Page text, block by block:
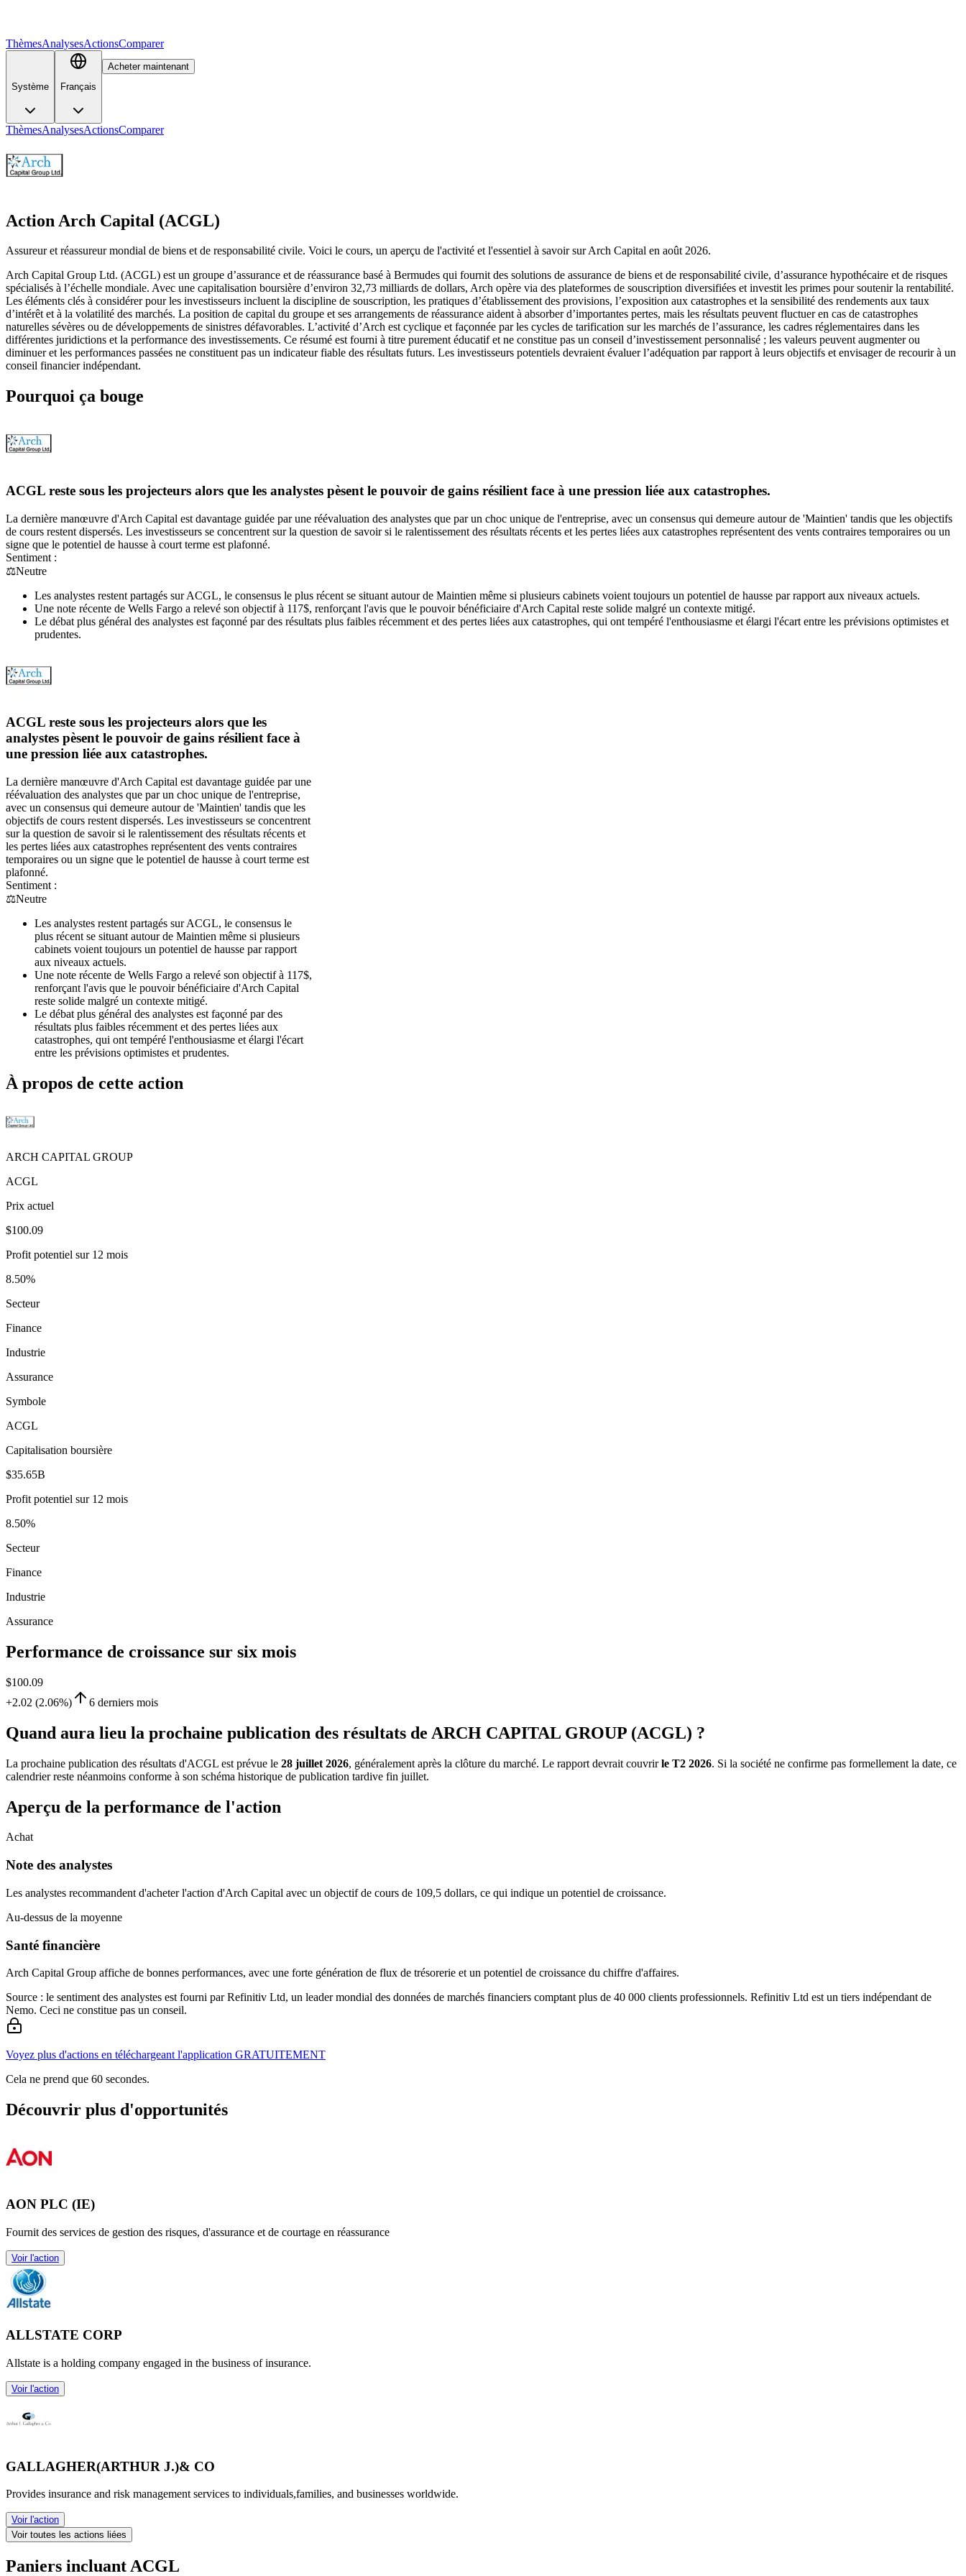
ThèmesAnalysesActionsComparer
Système Français
Acheter maintenant
ThèmesAnalysesActionsComparer
Action Arch Capital (ACGL)
Assureur et réassureur mondial de biens et de responsabilité civile. Voici le cours, un aperçu de l'activité et l'essentiel à savoir sur Arch Capital en août 2026.
Arch Capital Group Ltd. (ACGL) est un groupe d’assurance et de réassurance basé à Bermudes qui fournit des solutions de assurance de biens et de responsabilité civile, d’assurance hypothécaire et de risques
spécialisés à l’échelle mondiale. Avec une capitalisation boursière d’environ 32,73 milliards de dollars, Arch opère via des plateformes de souscription diversifiées et investit les primes pour soutenir la rentabilité.
Les éléments clés à considérer pour les investisseurs incluent la discipline de souscription, les pratiques d’établissement des provisions, l’exposition aux catastrophes et la sensibilité des rendements aux taux
d’intérêt et à la volatilité des marchés. La position de capital du groupe et ses arrangements de réassurance aident à absorber d’importantes pertes, mais les résultats peuvent fluctuer en cas de catastrophes
naturelles sévères ou de développements de sinistres défavorables. L’activité d’Arch est cyclique et façonnée par les cycles de tarification sur les marchés de l’assurance, les cadres réglementaires dans les
différentes juridictions et la performance des investissements. Ce résumé est fourni à titre purement éducatif et ne constitue pas un conseil d’investissement personnalisé ; les valeurs peuvent augmenter ou
diminuer et les performances passées ne constituent pas un indicateur fiable des résultats futurs. Les investisseurs potentiels devraient évaluer l’adéquation par rapport à leurs objectifs et envisager de recourir à un
conseil financier indépendant.
Pourquoi ça bouge
ACGL reste sous les projecteurs alors que les analystes pèsent le pouvoir de gains résilient face à une pression liée aux catastrophes.
La dernière manœuvre d'Arch Capital est davantage guidée par une réévaluation des analystes que par un choc unique de l'entreprise, avec un consensus qui demeure autour de 'Maintien' tandis que les objectifs
de cours restent dispersés. Les investisseurs se concentrent sur la question de savoir si le ralentissement des résultats récents et les pertes liées aux catastrophes représentent des vents contraires temporaires ou un
signe que le potentiel de hausse à court terme est plafonné.
Sentiment :
⚖️Neutre
Les analystes restent partagés sur ACGL, le consensus le plus récent se situant autour de Maintien même si plusieurs cabinets voient toujours un potentiel de hausse par rapport aux niveaux actuels.
Une note récente de Wells Fargo a relevé son objectif à 117$, renforçant l'avis que le pouvoir bénéficiaire d'Arch Capital reste solide malgré un contexte mitigé.
Le débat plus général des analystes est façonné par des résultats plus faibles récemment et des pertes liées aux catastrophes, qui ont tempéré l'enthousiasme et élargi l'écart entre les prévisions optimistes et
prudentes.
ACGL reste sous les projecteurs alors que les
analystes pèsent le pouvoir de gains résilient face à
une pression liée aux catastrophes.
La dernière manœuvre d'Arch Capital est davantage guidée par une
réévaluation des analystes que par un choc unique de l'entreprise,
avec un consensus qui demeure autour de 'Maintien' tandis que les
objectifs de cours restent dispersés. Les investisseurs se concentrent
sur la question de savoir si le ralentissement des résultats récents et
les pertes liées aux catastrophes représentent des vents contraires
temporaires ou un signe que le potentiel de hausse à court terme est
plafonné.
Sentiment :
⚖️Neutre
Les analystes restent partagés sur ACGL, le consensus le
plus récent se situant autour de Maintien même si plusieurs
cabinets voient toujours un potentiel de hausse par rapport
aux niveaux actuels.
Une note récente de Wells Fargo a relevé son objectif à 117$,
renforçant l'avis que le pouvoir bénéficiaire d'Arch Capital
reste solide malgré un contexte mitigé.
Le débat plus général des analystes est façonné par des
résultats plus faibles récemment et des pertes liées aux
catastrophes, qui ont tempéré l'enthousiasme et élargi l'écart
entre les prévisions optimistes et prudentes.
À propos de cette action
ARCH CAPITAL GROUP
ACGL
Prix actuel
$100.09
Profit potentiel sur 12 mois
8.50%
Secteur
Finance
Industrie
Assurance
Symbole
ACGL
Capitalisation boursière
$35.65B
Profit potentiel sur 12 mois
8.50%
Secteur
Finance
Industrie
Assurance
Performance de croissance sur six mois
$100.09
+2.02 (2.06%)
6 derniers mois
Quand aura lieu la prochaine publication des résultats de ARCH CAPITAL GROUP (ACGL) ?
La prochaine publication des résultats d'ACGL est prévue le 28 juillet 2026, généralement après la clôture du marché. Le rapport devrait couvrirle T2 2026. Si la société ne confirme pas formellement la date, ce
calendrier reste néanmoins conforme à son schéma historique de publication tardive fin juillet.
Aperçu de la performance de l'action
Achat
Note des analystes
Les analystes recommandent d'acheter l'action d'Arch Capital avec un objectif de cours de 109,5 dollars, ce qui indique un potentiel de croissance.
Au-dessus de la moyenne
Santé financière
Arch Capital Group affiche de bonnes performances, avec une forte génération de flux de trésorerie et un potentiel de croissance du chiffre d'affaires.
Source : le sentiment des analystes est fourni par Refinitiv Ltd, un leader mondial des données de marchés financiers comptant plus de 40 000 clients professionnels. Refinitiv Ltd est un tiers indépendant de
Nemo. Ceci ne constitue pas un conseil.
Voyez plus d'actions en téléchargeant l'application GRATUITEMENT
Cela ne prend que 60 secondes.
Découvrir plus d'opportunités
AON PLC (IE)
Fournit des services de gestion des risques, d'assurance et de courtage en réassurance
Voir l'action
ALLSTATE CORP
Allstate is a holding company engaged in the business of insurance.
Voir l'action
GALLAGHER(ARTHUR J.)& CO
Provides insurance and risk management services to individuals,families, and businesses worldwide.
Voir l'action
Voir toutes les actions liées
Paniers incluant ACGL